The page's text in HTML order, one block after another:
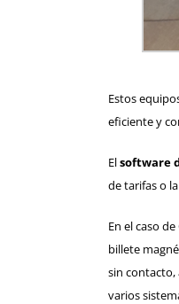
Estos
eficiente y
Elsoftware
de tarifas o
En el caso
billete
sin contacto,
varios